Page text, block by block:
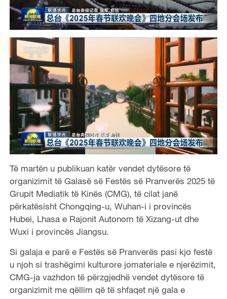
Të martën u publikuan katër vendet dytësore të
organizimit të Galasë së Festës së Pranverës 2025 të
Grupit Mediatik të Kinës (CMG), të cilat janë
përkatësisht Chongqing-u, Wuhan-i i provincës
Hubei, Lhasa e Rajonit Autonom të Xizang-ut dhe
Wuxi i provincës Jiangsu.
Si galaja e parë e Festës së Pranverës pasi kjo festë
u njoh si trashëgimi kulturore jomateriale e njerëzimit,
CMG-ja vazhdon të përzgjedhë vendet dytësore të
organizimit me qëllim që të shfaqet një gala e